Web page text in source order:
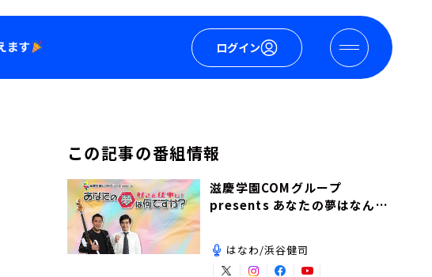
ログイン
この記事の番組情報
滋慶学園COMグループ
presents あなたの夢はなんで
はなわ/浜谷健司